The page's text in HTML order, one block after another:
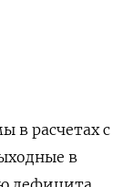
в расчетах с
в